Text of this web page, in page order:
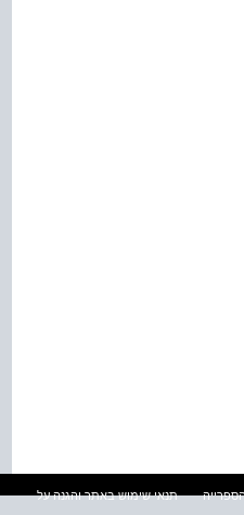
תנאי שימוש באתר והגנה על